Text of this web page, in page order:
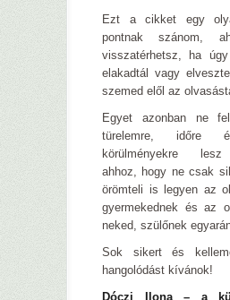
Ezt a cikket egy
pontnak szánom,
visszatérhetsz, ha
elakadtál vagy
szemed elől az
Egyet azonban ne
türelemre, időre
körülményekre
ahhoz, hogy ne csak
örömteli is legyen az
gyermekednek és az
neked, szülőnek
Sok sikert és
hangolódást kívánok!
Dóczi Ilona – a